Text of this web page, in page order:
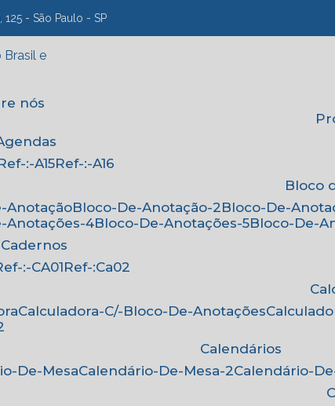
125 - São Paulo - SP
nós
Agendas
Ref-:-A15
Ref-:-A16
Anotação
Bloco-De-Anotação-2 Bloco-De-
Anotações-4
Bloco-De-Anotações-5 Bloco-De-
Cadernos
Ref-:-CA01
Ref-:Ca02
Calculadora-C/-Bloco-De-Anotações
Calendários
De-Mesa
Calendário-De-Mesa-2 Calendário-